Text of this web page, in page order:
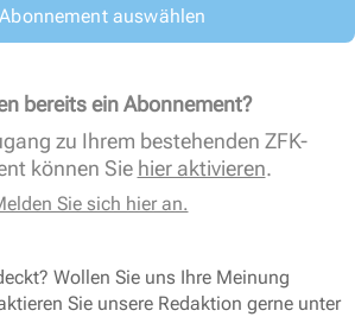
auswählen
bereits ein Abonnement?
zu Ihrem bestehenden ZFK-
können Sie hier aktivieren.
Sie sich hier an.
Wollen Sie uns Ihre Meinung
Sie unsere Redaktion gerne unter